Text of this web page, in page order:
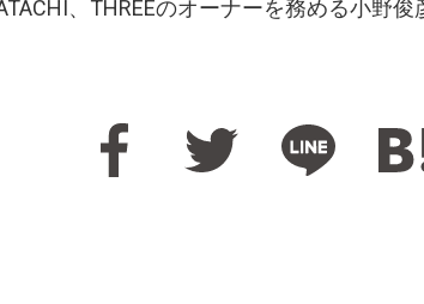
、THREEのオーナーを務める小野